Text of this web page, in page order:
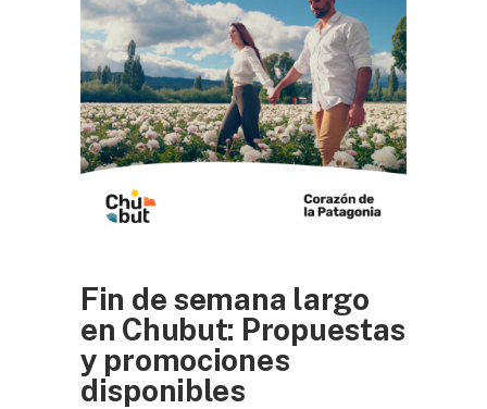
Fin de semana largo
en Chubut: Propuestas
y promociones
disponibles